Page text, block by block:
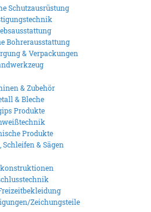
Schutzausrüstung
Bohrerausstattung
& Verpackungen
& Zubehör
& Bleche
Produkte
Produkte
Schleifen & Sägen
Zeichungsteile